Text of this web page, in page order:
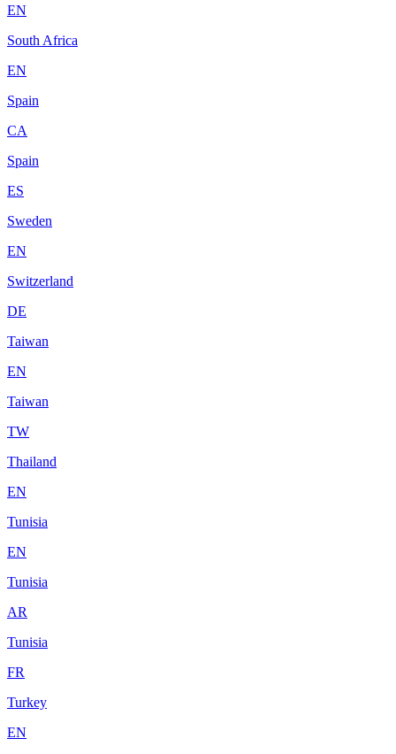
EN
South Africa
EN
Spain
CA
Spain
ES
Sweden
EN
Switzerland
DE
Taiwan
EN
Taiwan
TW
Thailand
EN
Tunisia
EN
Tunisia
AR
Tunisia
FR
Turkey
EN